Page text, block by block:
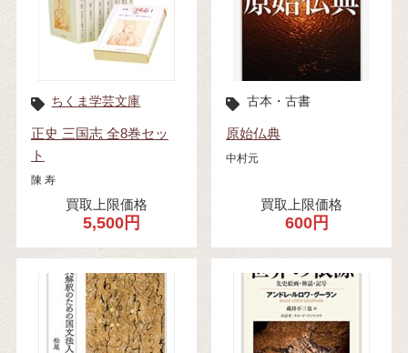
ちくま学芸文庫
正史 三国志 全8巻セッ
ト
陳 寿
買取上限価格
5,500円
古本・古書
原始仏典
中村元
買取上限価格
600円